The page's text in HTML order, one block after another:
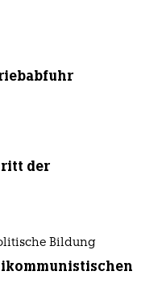
der
Bildung